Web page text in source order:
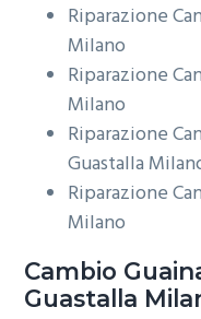
Riparazione
Milano
Riparazione
Milano
Riparazione
Guastalla
Riparazione
Milano
Cambio
Guastalla